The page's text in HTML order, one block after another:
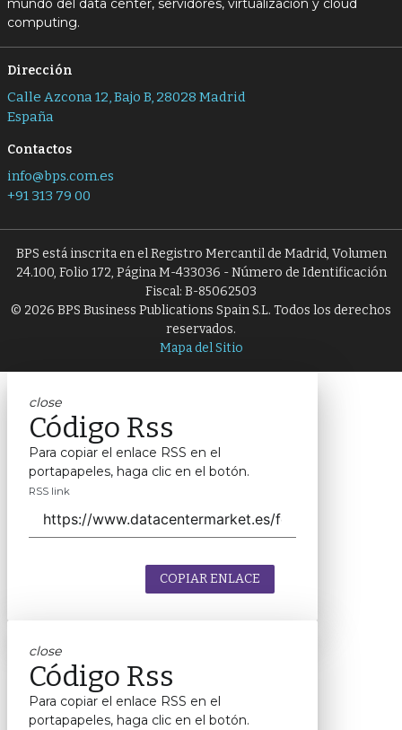
mundo del data center, servidores, virtualización y cloud
computing.
Dirección
Calle Azcona 12, Bajo B, 28028 Madrid
España
Contactos
info@bps.com.es
+91 313 79 00
BPS está inscrita en el Registro Mercantil de Madrid, Volumen
24.100, Folio 172, Página M-433036 - Número de Identificación
Fiscal: B-85062503
© 2026 BPS Business Publications Spain S.L. Todos los derechos
reservados.
Mapa del Sitio
close
Código Rss
Para copiar el enlace RSS en el
portapapeles, haga clic en el botón.
RSS link
COPIAR ENLACE
close
Código Rss
Para copiar el enlace RSS en el
portapapeles, haga clic en el botón.